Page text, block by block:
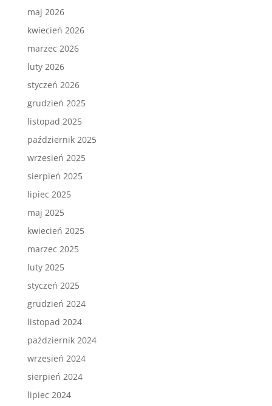
maj 2026
kwiecień 2026
marzec 2026
luty 2026
styczeń 2026
grudzień 2025
listopad 2025
październik 2025
wrzesień 2025
sierpień 2025
lipiec 2025
maj 2025
kwiecień 2025
marzec 2025
luty 2025
styczeń 2025
grudzień 2024
listopad 2024
październik 2024
wrzesień 2024
sierpień 2024
lipiec 2024